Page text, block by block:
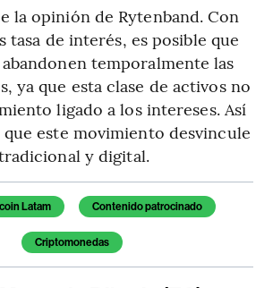
la opinión de Rytenband. Con
tasa de interés, es posible que
temporalmente las
ya que esta clase de activos no
ligado a los intereses. Así
que este movimiento desvincule
y digital.
artículo
Latam Contenido patrocinado
Criptomonedas